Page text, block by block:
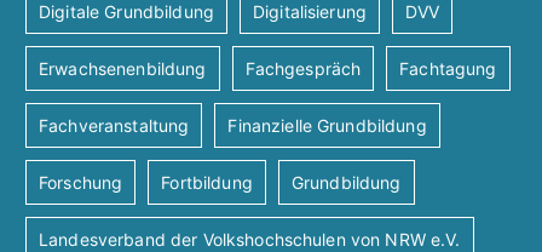
Digitale Grundbildung Digitalisierung DVV
Erwachsenenbildung Fachgespräch Fachtagung
Fachveranstaltung Finanzielle Grundbildung
Forschung Fortbildung Grundbildung
Landesverband der Volkshochschulen von NRW e.V.